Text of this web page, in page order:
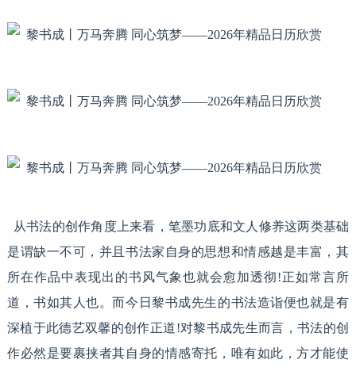
从书法的创作角度上来看，笔墨功底和文人修养这两类基础
是谓缺一不可，并且书法家自身的思想和情感越是丰富，其
所在作品中表现出的书风气象也就会愈加透彻!正如常言所
道，书如其人也。而今日黎书成先生的书法造诣便也就是有
深植于此德艺双馨的创作正道!对黎书成先生而言，书法的创
作必然是要裹挟者其自身的情感寄托，唯有如此，方才能使